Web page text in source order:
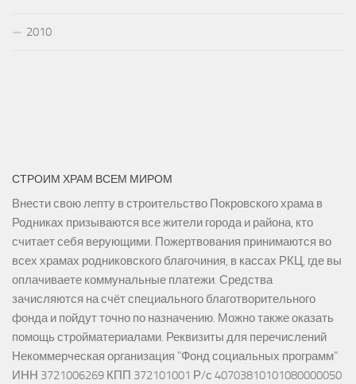
2010
СТРОИМ ХРАМ ВСЕМ МИРОМ
Внести свою лепту в строительство Покровского храма в
Родниках призываются все жители города и района, кто
считает себя верующими. Пожертвования принимаются во
всех храмах родниковского благочиния, в кассах РКЦ, где вы
оплачиваете коммунальные платежи. Средства
зачисляются на счёт специального благотворительного
фонда и пойдут точно по назначению. Можно также оказать
помощь стройматериалами. Реквизиты для перечислений
Некоммерческая организация "Фонд социальных программ"
ИНН 3721006269 КПП 372101001 Р/с 40703810101080000050